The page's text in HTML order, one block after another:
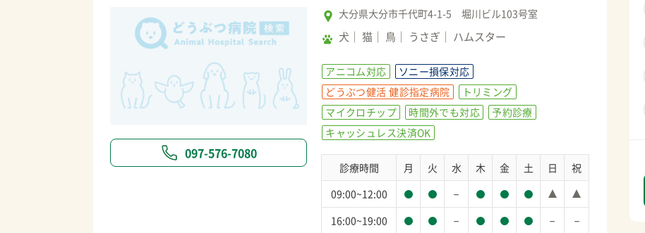
097-576-7080
大分県大分市千代町4-1-5 堀川ビル103号室
犬 猫 鳥 うさぎ ハムスター
アニコム対応
ソニー損保対応
どうぶつ健活 健診指定病院
トリミング
マイクロチップ
時間外でも対応
予約診療
キャッシュレス決済OK
診療時間 月 火 水 木 金 土 日
祝
09:00~12:00
－
16:00~19:00 － － －